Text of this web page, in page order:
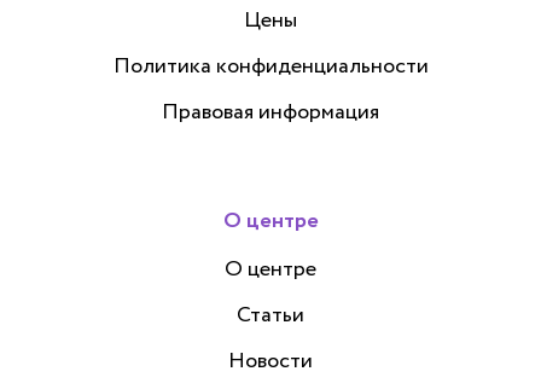
Цены
Политика конфиденциальности
Правовая информация
О центре
О центре
Статьи
Новости